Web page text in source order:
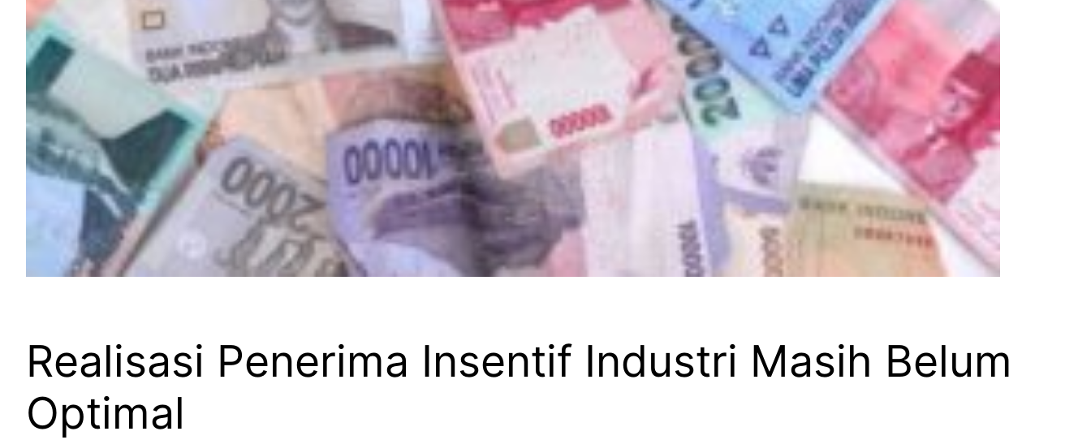
Realisasi Penerima Insentif Industri Masih Belum
Optimal